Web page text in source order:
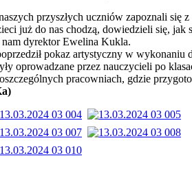
przyszłych uczniów zapoznali się z
już do nas chodzą, dowiedzieli się, jak
dyrektor Ewelina Kukla.
pokaz artystyczny w wykonaniu
oprowadzane przez nauczycieli po
pracowniach, gdzie